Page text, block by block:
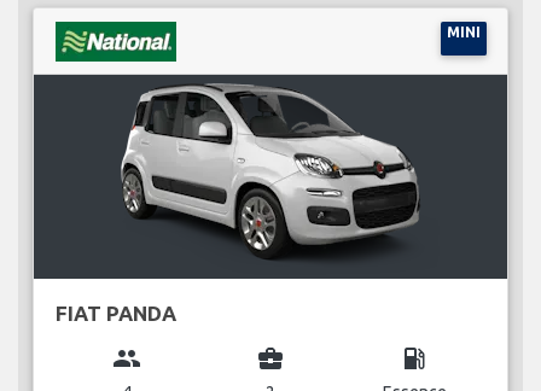
MINI
FIAT PANDA
group business_center local_gas_station